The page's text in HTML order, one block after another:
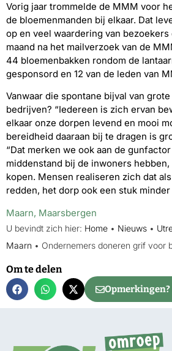
Vorig jaar trommelde de MMM voor
de bloemenmanden bij elkaar. Dat
op en veel waardering van
maand na het mailverzoek van de
44 bloemenbakken rondom de
gesponsord en 12 van de leden van
Vanwaar die spontane bijval van
bedrijven? “Iedereen is zich ervan
elkaar onze dorpen levend en mooi
bereidheid daaraan bij te dragen is
“Dat merken we ook aan de
middenstand bij de inwoners
kopen. Mensen realiseren zich dat
redden, het dorp ook een stuk
Maarn, Maarsbergen
U bevindt zich hier: Home • Nieuws •
Maarn • Ondernemers doneren grif voor
Om te delen
Opmerkingen?